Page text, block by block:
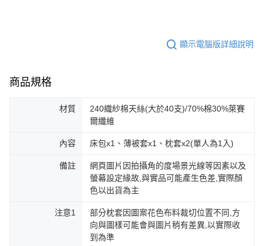
顯示電腦版詳細說明
商品規格
材質
240織紗棉天絲(大於40支)/70%棉30%萊賽
爾纖維
內容 床包x1、薄被套x1、枕套x2(單人為1入)
備註
網頁圖片因拍攝角的度場景光線等因素以及
螢幕設定緣故,與實品可能產生色差,實際顏
色以出貨為主
注意1
部分枕套因圖案花色布料裁切位置不同,方
向與圖樣可能會與圖片稍有差異,以實際收
到為準